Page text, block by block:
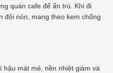
quán cafe để ẩn trú. Khi đi
đội nón, mang theo kem chống
hậu mát mẻ, nền nhiệt giàm và